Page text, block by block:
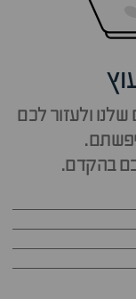
ולעזור לכם
בהקדם.